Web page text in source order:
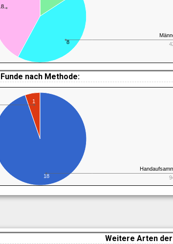
8
8
Funde nach Methode:
1
18
Weitere Arten